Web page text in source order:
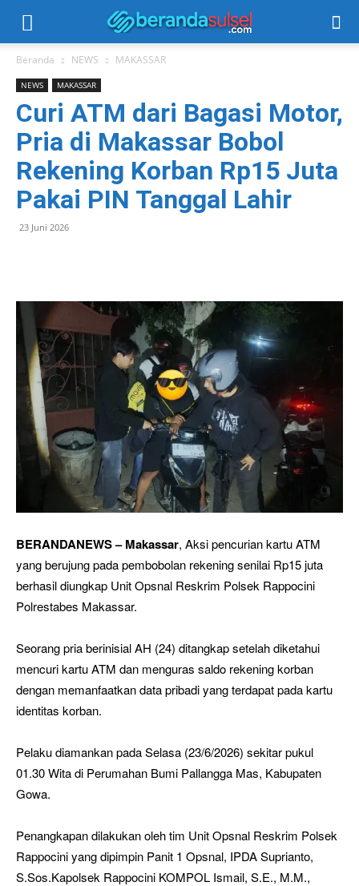
Beranda NEWS MAKASSAR
NEWS MAKASSAR
Curi ATM dari Bagasi Motor,
Pria di Makassar Bobol
Rekening Korban Rp15 Juta
Pakai PIN Tanggal Lahir
23 Juni 2026
BERANDANEWS – Makassar, Aksi pencurian kartu ATM
yang berujung pada pembobolan rekening senilai Rp15 juta
berhasil diungkap Unit Opsnal Reskrim Polsek Rappocini
Polrestabes Makassar.
Seorang pria berinisial AH (24) ditangkap setelah diketahui
mencuri kartu ATM dan menguras saldo rekening korban
dengan memanfaatkan data pribadi yang terdapat pada kartu
identitas korban.
Pelaku diamankan pada Selasa (23/6/2026) sekitar pukul
01.30 Wita di Perumahan Bumi Pallangga Mas, Kabupaten
Gowa.
Penangkapan dilakukan oleh tim Unit Opsnal Reskrim Polsek
Rappocini yang dipimpin Panit 1 Opsnal, IPDA Suprianto,
S.Sos.Kapolsek Rappocini KOMPOL Ismail, S.E., M.M.,